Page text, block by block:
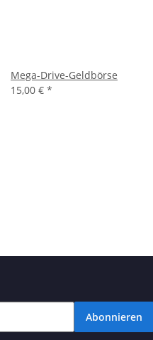
Mega-Drive-Geldbörse
15,00 € *
Abonnieren